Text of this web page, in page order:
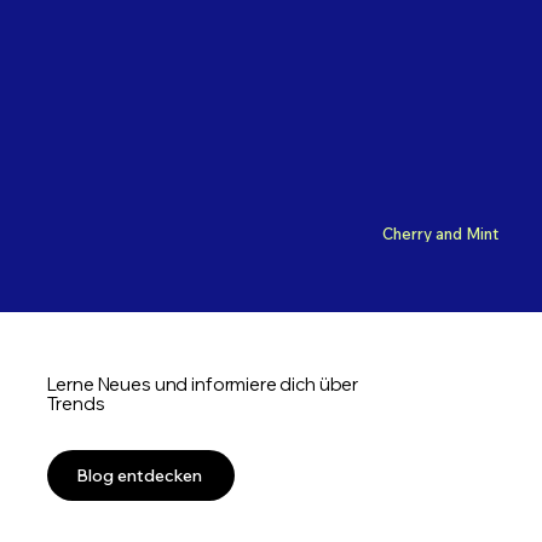
Cherry and Mint
Lerne Neues und informiere dich über
Trends
Blog entdecken